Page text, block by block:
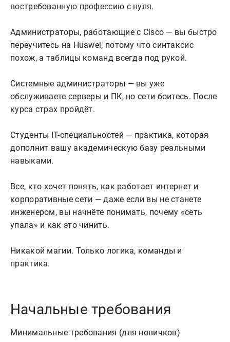
востребованную профессию с нуля.
Администраторы, работающие с Cisco — вы быстро
переучитесь на Huawei, потому что синтаксис
похож, а таблицы команд всегда под рукой.
Системные администраторы — вы уже
обслуживаете серверы и ПК, но сети боитесь. После
курса страх пройдёт.
Студенты IT-специальностей — практика, которая
дополнит вашу академическую базу реальными
навыками.
Все, кто хочет понять, как работает интернет и
корпоративные сети — даже если вы не станете
инженером, вы начнёте понимать, почему «сеть
упала» и как это чинить.
Никакой магии. Только логика, команды и
Начальные требования
Минимальные требования (для новичков)